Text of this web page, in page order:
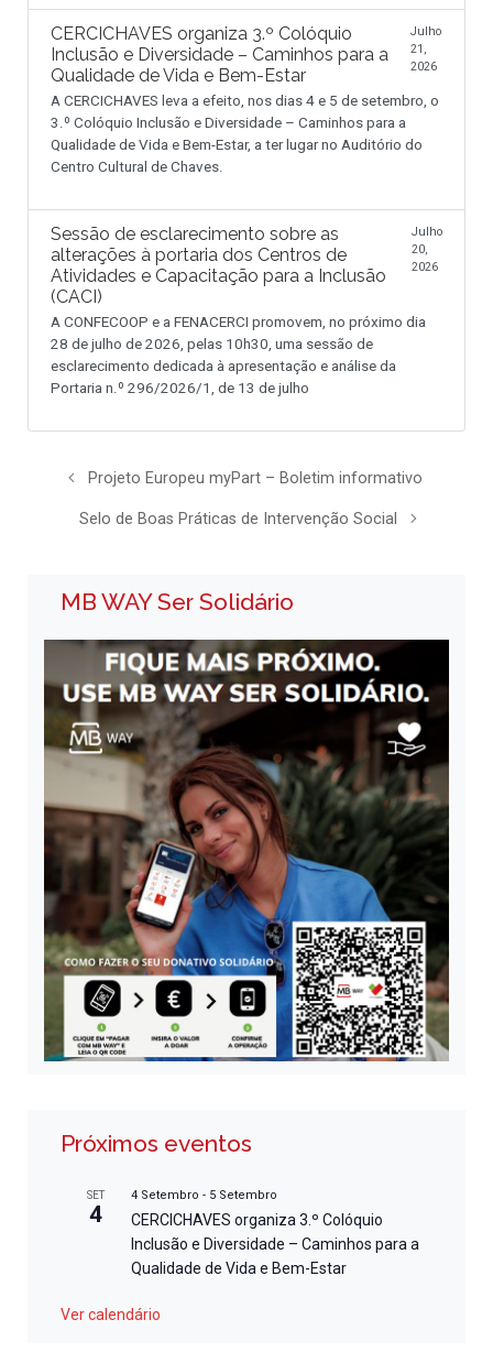
CERCICHAVES organiza 3.º Colóquio
Inclusão e Diversidade – Caminhos para a
Qualidade de Vida e Bem-Estar
Julho
21,
2026
A CERCICHAVES leva a efeito, nos dias 4 e 5 de setembro, o
3.º Colóquio Inclusão e Diversidade – Caminhos para a
Qualidade de Vida e Bem-Estar, a ter lugar no Auditório do
Centro Cultural de Chaves.
Sessão de esclarecimento sobre as
alterações à portaria dos Centros de
Atividades e Capacitação para a Inclusão
(CACI)
Julho
20,
2026
A CONFECOOP e a FENACERCI promovem, no próximo dia
28 de julho de 2026, pelas 10h30, uma sessão de
esclarecimento dedicada à apresentação e análise da
Portaria n.º 296/2026/1, de 13 de julho
Projeto Europeu myPart – Boletim informativo
Selo de Boas Práticas de Intervenção Social
MB WAY Ser Solidário
Próximos eventos
SET
4
4 Setembro - 5 Setembro
CERCICHAVES organiza 3.º Colóquio
Inclusão e Diversidade – Caminhos para a
Qualidade de Vida e Bem-Estar
Ver calendário